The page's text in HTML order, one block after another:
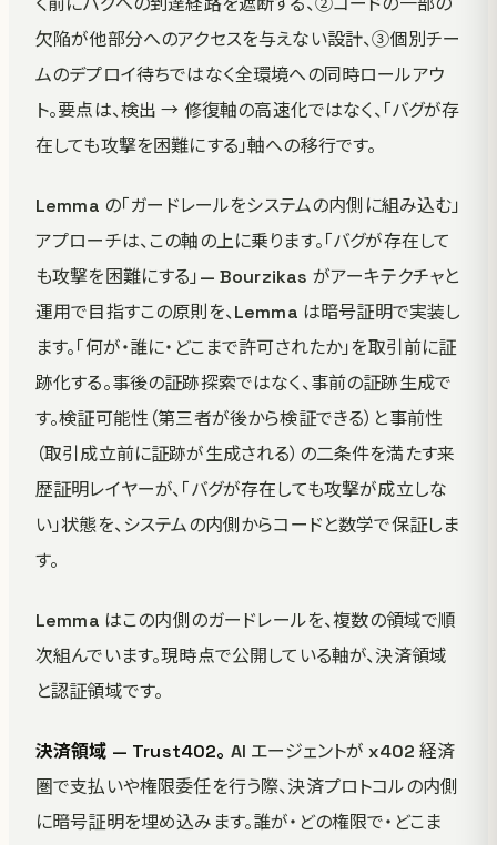
欠陥が他部分へのアクセスを与えない設計、③個別チー
ムのデプロイ待ちではなく全環境への同時ロールアウ
ト。要点は、検出 → 修復軸の高速化ではなく、「バグが存
在しても攻撃を困難にする」軸への移行です。
Lemma の「ガードレールをシステムの内側に組み込む」
アプローチは、この軸の上に乗ります。「バグが存在して
も攻撃を困難にする」— Bourzikas がアーキテクチャと
運用で目指すこの原則を、Lemma は暗号証明で実装し
ます。「何が・誰に・どこまで許可されたか」を取引前に証
跡化する。事後の証跡探索ではなく、事前の証跡生成で
す。検証可能性（第三者が後から検証できる）と事前性
（取引成立前に証跡が生成される）の二条件を満たす来
歴証明レイヤーが、「バグが存在しても攻撃が成立しな
い」状態を、システムの内側からコードと数学で保証しま
す。
Lemma はこの内側のガードレールを、複数の領域で順
次組んでいます。現時点で公開している軸が、決済領域
と認証領域です。
決済領域 — Trust402。 AI エージェントが x402 経済
圏で支払いや権限委任を行う際、決済プロトコルの内側
に暗号証明を埋め込みます。誰が・どの権限で・どこま